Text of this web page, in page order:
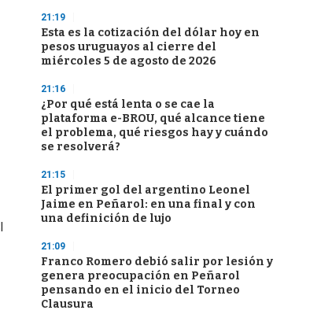
21:19
Esta es la cotización del dólar hoy en
pesos uruguayos al cierre del
miércoles 5 de agosto de 2026
21:16
¿Por qué está lenta o se cae la
plataforma e-BROU, qué alcance tiene
el problema, qué riesgos hay y cuándo
se resolverá?
21:15
El primer gol del argentino Leonel
Jaime en Peñarol: en una final y con
una definición de lujo
21:09
Franco Romero debió salir por lesión y
genera preocupación en Peñarol
pensando en el inicio del Torneo
Clausura